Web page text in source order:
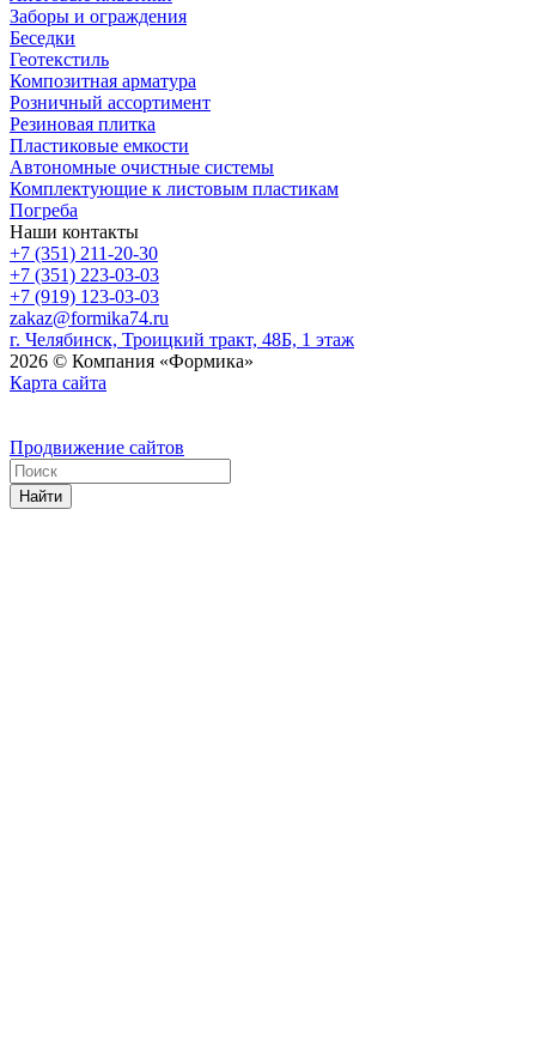
Заборы и ограждения
Беседки
Геотекстиль
Композитная арматура
Розничный ассортимент
Резиновая плитка
Пластиковые емкости
Автономные очистные системы
Комплектующие к листовым пластикам
Погреба
Наши контакты
+7 (351) 211-20-30
+7 (351) 223-03-03
+7 (919) 123-03-03
zakaz@formika74.ru
г. Челябинск, Троицкий тракт, 48Б, 1 этаж
2026 © Компания «Формика»
Карта сайта
Продвижение сайтов
Найти